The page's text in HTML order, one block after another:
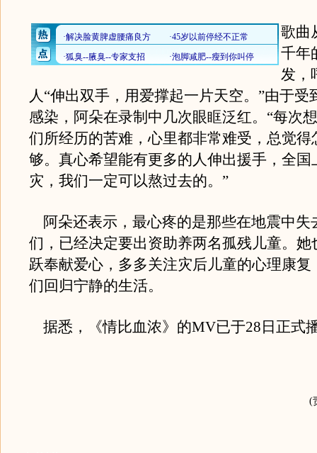
歌曲
千年
发，
人“伸出双手，用爱撑起一片天空。”由于受
感染，阿朵在录制中几次眼眶泛红。“每次
们所经历的苦难，心里都非常难受，总觉得
够。真心希望能有更多的人伸出援手，全国
灾，我们一定可以熬过去的。”
阿朵还表示，最心疼的是那些在地震中失
们，已经决定要出资助养两名孤残儿童。她
跃奉献爱心，多多关注灾后儿童的心理康复
们回归宁静的生活。
据悉，《情比血浓》的MV已于28日正式
(